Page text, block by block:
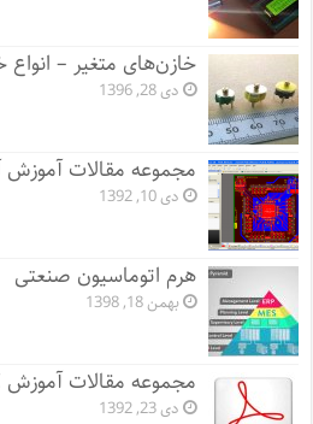
خازن‌های متغیر – انواع
دی 28, 1396
مجموعه مقالات آموزش
دی 10, 1392
هرم اتوماسیون صنعتی
بهمن 18, 1398
مجموعه مقالات آموزش PLC
دی 23, 1392